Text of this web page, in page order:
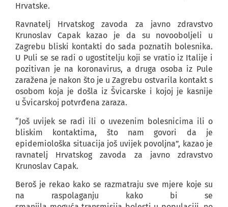
Hrvatske.
Ravnatelj Hrvatskog zavoda za javno zdravstvo
Krunoslav Capak kazao je da su novooboljeli u
Zagrebu bliski kontakti do sada poznatih bolesnika.
U Puli se se radi o ugostitelju koji se vratio iz Italije i
pozitivan je na koronavirus, a druga osoba iz Pule
zaražena je nakon što je u Zagrebu ostvarila kontakt s
osobom koja je došla iz Švicarske i kojoj je kasnije
u Švicarskoj potvrđena zaraza.
“Još uvijek se radi ili o uvezenim bolesnicima ili o
bliskim kontaktima, što nam govori da je
epidemiološka situacija još uvijek povoljna”, kazao je
ravnatelj Hrvatskog zavoda za javno zdravstvo
Krunoslav Capak.
Beroš je rekao kako se razmatraju sve mjere koje su
na raspolaganju kako bi se